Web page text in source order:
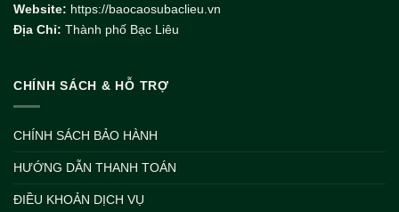
Website: https://baocaosubaclieu.vn
Địa Chỉ: Thành phố Bạc Liêu
CHÍNH SÁCH & HỖ TRỢ
CHÍNH SÁCH BẢO HÀNH
HƯỚNG DẪN THANH TOÁN
ĐIỀU KHOẢN DỊCH VỤ